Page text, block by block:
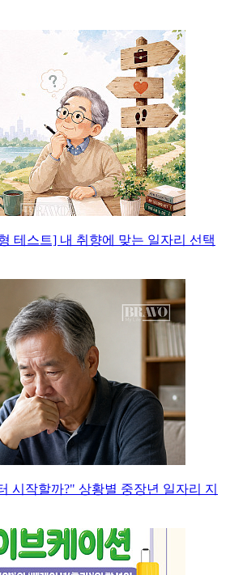
테스트] 내 취향에 맞는 일자리 선택
시작할까?" 상황별 중장년 일자리 지